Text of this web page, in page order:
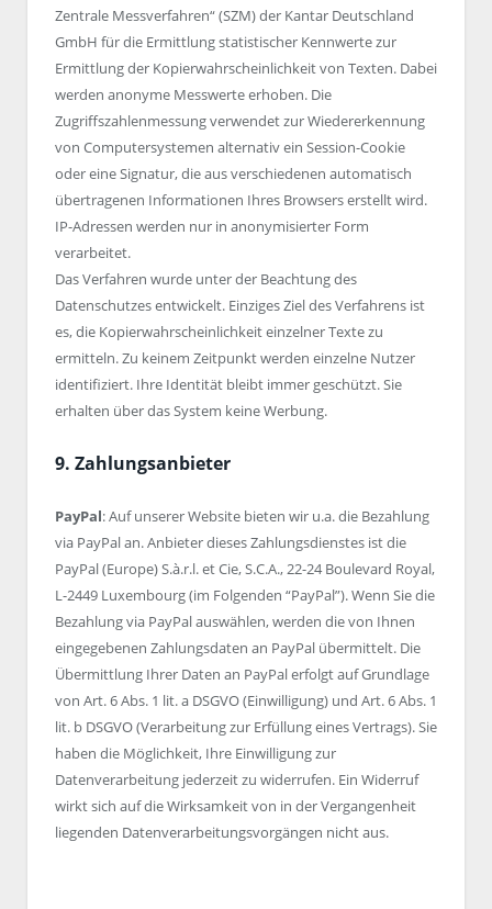
Zentrale Messverfahren“ (SZM) der Kantar Deutschland
GmbH für die Ermittlung statistischer Kennwerte zur
Ermittlung der Kopierwahrscheinlichkeit von Texten. Dabei
werden anonyme Messwerte erhoben. Die
Zugriffszahlenmessung verwendet zur Wiedererkennung
von Computersystemen alternativ ein Session-Cookie
oder eine Signatur, die aus verschiedenen automatisch
übertragenen Informationen Ihres Browsers erstellt wird.
IP-Adressen werden nur in anonymisierter Form
verarbeitet.
Das Verfahren wurde unter der Beachtung des
Datenschutzes entwickelt. Einziges Ziel des Verfahrens ist
es, die Kopierwahrscheinlichkeit einzelner Texte zu
ermitteln. Zu keinem Zeitpunkt werden einzelne Nutzer
identifiziert. Ihre Identität bleibt immer geschützt. Sie
erhalten über das System keine Werbung.
9. Zahlungsanbieter
PayPal: Auf unserer Website bieten wir u.a. die Bezahlung
via PayPal an. Anbieter dieses Zahlungsdienstes ist die
PayPal (Europe) S.à.r.l. et Cie, S.C.A., 22-24 Boulevard Royal,
L-2449 Luxembourg (im Folgenden “PayPal”). Wenn Sie die
Bezahlung via PayPal auswählen, werden die von Ihnen
eingegebenen Zahlungsdaten an PayPal übermittelt. Die
Übermittlung Ihrer Daten an PayPal erfolgt auf Grundlage
von Art. 6 Abs. 1 lit. a DSGVO (Einwilligung) und Art. 6 Abs. 1
lit. b DSGVO (Verarbeitung zur Erfüllung eines Vertrags). Sie
haben die Möglichkeit, Ihre Einwilligung zur
Datenverarbeitung jederzeit zu widerrufen. Ein Widerruf
wirkt sich auf die Wirksamkeit von in der Vergangenheit
liegenden Datenverarbeitungsvorgängen nicht aus.